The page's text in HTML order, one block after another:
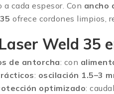
cada espesor. Con ancho
ofrece cordones limpios,
Weld 35
de antorcha: con
: oscilación 1.5–3
optimizado: